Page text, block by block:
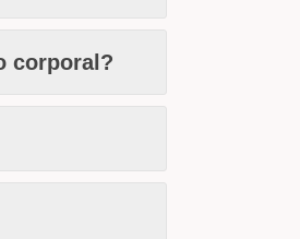
corporal?